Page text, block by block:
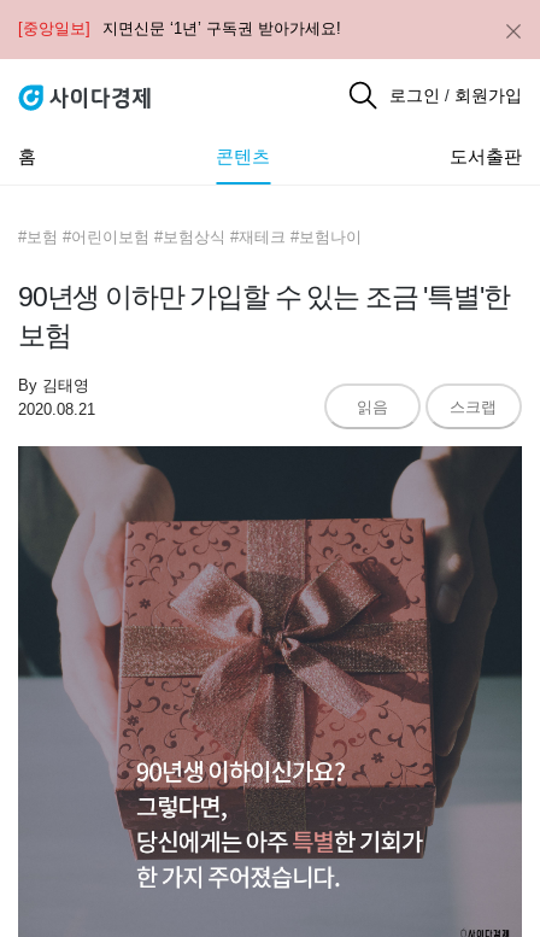
[중앙일보] 지면신문 ‘1년’ 구독권 받아가세요!
로그인 / 회원가입
홈 콘텐츠 도서출판
#보험 #어린이보험 #보험상식 #재테크 #보험나이
90년생 이하만 가입할 수 있는 조금 '특별'한
보험
By 김태영
2020.08.21
읽음 스크랩